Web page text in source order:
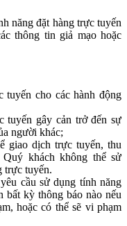
năng đặt hàng trực tuyến
thông tin giả mạo hoặc
tuyến cho các hành động
tuyến gây cản trở đến sự
người khác;
giao dịch trực tuyến, thu
khách không thể sử
trực tuyến.
cầu sử dụng tính năng
bất kỳ thông báo nào nếu
hoặc có thể sẽ vi phạm